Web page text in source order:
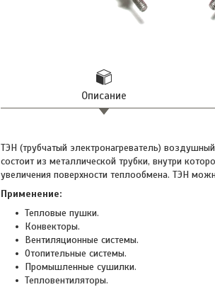
Описание
ТЭН (трубчатый электронагреватель)
состоит из металлической трубки, внутри
увеличения поверхности теплообмена. ТЭН
Применение:
Тепловые пушки.
Конвекторы.
Вентиляционные системы.
Отопительные системы.
Промышленные сушилки.
Тепловентиляторы.